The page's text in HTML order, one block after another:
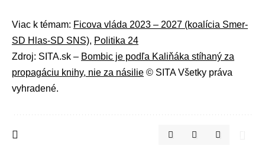
Viac k témam: Ficova vláda 2023 – 2027 (koalícia Smer-
SD Hlas-SD SNS), Politika 24
Zdroj: SITA.sk – Bombic je podľa Kaliňáka stíhaný za
propagáciu knihy, nie za násilie © SITA Všetky práva
vyhradené.